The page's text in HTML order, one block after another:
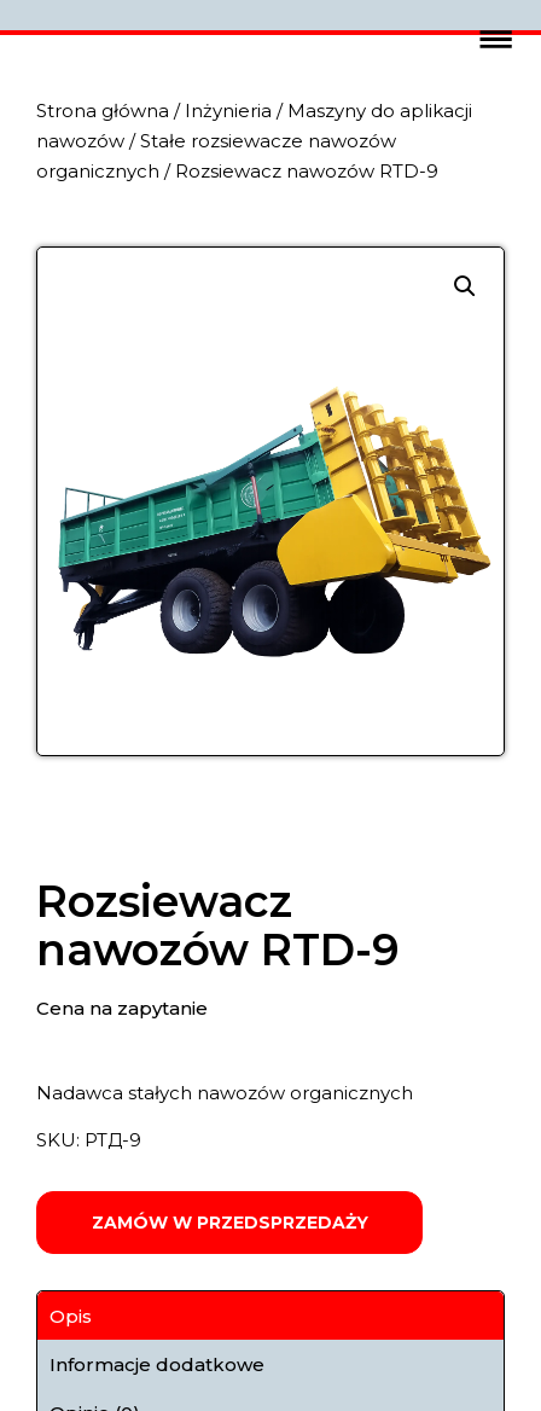
Strona główna / Inżynieria / Maszyny do aplikacji
nawozów /Stałe rozsiewacze nawozów
organicznych / Rozsiewacz nawozów RTD-9
Rozsiewacz
nawozów RTD-9
Cena na zapytanie
Nadawca stałych nawozów organicznych
SKU: РТД-9
ZAMÓW W PRZEDSPRZEDAŻY
Opis
Informacje dodatkowe